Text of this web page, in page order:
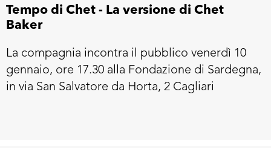
Tempo di Chet - La versione di Chet
Baker
La compagnia incontra il pubblico venerdì 10
gennaio, ore 17.30 alla Fondazione di Sardegna,
in via San Salvatore da Horta, 2 Cagliari